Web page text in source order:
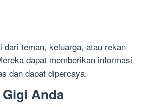
dari teman, keluarga, atau rekan
dapat memberikan informasi
dan dapat dipercaya.
Anda